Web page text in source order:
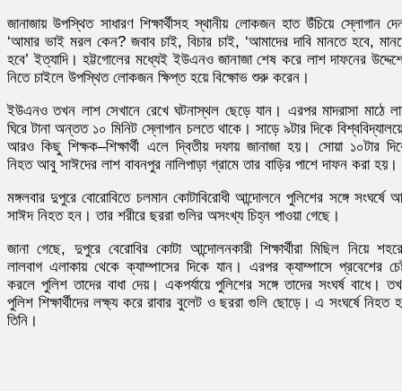
জানাজায় উপস্থিত সাধারণ শিক্ষার্থীসহ স্থানীয় লোকজন হাত উঁচিয়ে স্লোগান
‘আমার ভাই মরল কেন? জবাব চাই, বিচার চাই, ‘আমাদের দাবি মানতে হবে,
হবে’ ইত্যাদি। হট্টগোলের মধ্যেই ইউএনও জানাজা শেষ করে লাশ দাফনের
নিতে চাইলে উপস্থিত লোকজন ক্ষিপ্ত হয়ে বিক্ষোভ শুরু করেন।
ইউএনও তখন লাশ সেখানে রেখে ঘটনাস্থল ছেড়ে যান। এরপর মাদরাসা মাঠে
ঘিরে টানা অন্তত ১০ মিনিট স্লোগান চলতে থাকে। সাড়ে ৯টার দিকে
আরও কিছু শিক্ষক–শিক্ষার্থী এলে দ্বিতীয় দফায় জানাজা হয়। সোয়া ১০টার
নিহত আবু সাঈদের লাশ বাবনপুর নালিপাড়া গ্রামে তার বাড়ির পাশে দাফন করা হয়।
মঙ্গলবার দুপুরে বোরোবিতে চলমান কোটাবিরোধী আন্দোলনে পুলিশের সঙ্গে সংঘর্ষে
সাঈদ নিহত হন। তার শরীরে ছররা গুলির অসংখ্য চিহ্ন পাওয়া গেছে।
জানা গেছে, দুপুরে বেরোবির কোটা আন্দোলনকারী শিক্ষার্থীরা মিছিল নিয়ে
লালবাগ এলাকায় থেকে ক্যাম্পাসের দিকে যান। এরপর ক্যাম্পাসে প্রবেশের
করলে পুলিশ তাদের বাধা দেয়। একপর্যায়ে পুলিশের সঙ্গে তাদের সংঘর্ষ বাধে।
পুলিশ শিক্ষার্থীদের লক্ষ্য করে রাবার বুলেট ও ছররা গুলি ছোড়ে। এ সংঘর্ষে নিহত
তিনি।